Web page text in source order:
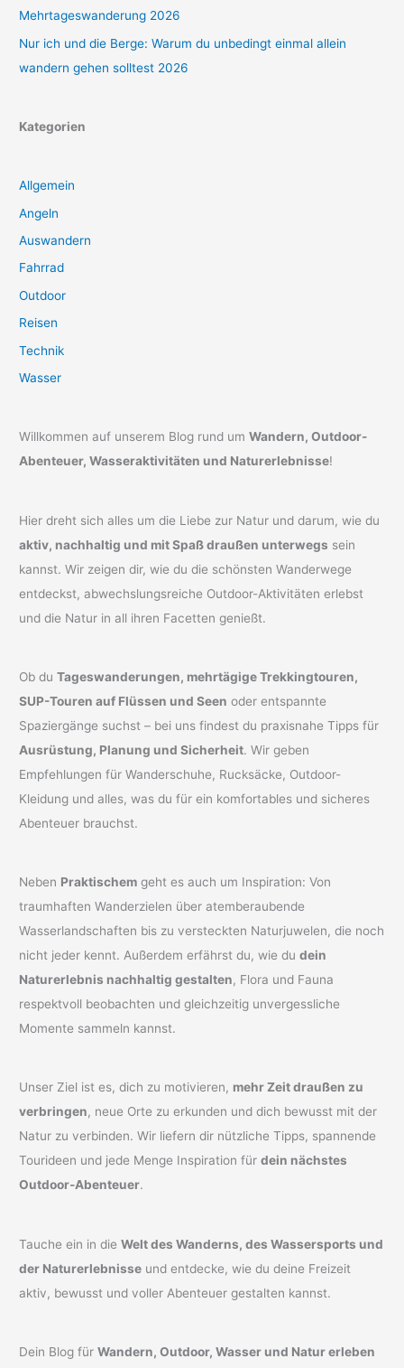
Mehrtageswanderung 2026
Nur ich und die Berge: Warum du unbedingt einmal allein
wandern gehen solltest 2026
Kategorien
Allgemein
Angeln
Auswandern
Fahrrad
Outdoor
Reisen
Technik
Wasser
Willkommen auf unserem Blog rund umWandern, Outdoor-
Abenteuer, Wasseraktivitäten und Naturerlebnisse!
Hier dreht sich alles um die Liebe zur Natur und darum, wie du
aktiv, nachhaltig und mit Spaß draußen unterwegs sein
kannst. Wir zeigen dir, wie du die schönsten Wanderwege
entdeckst, abwechslungsreiche Outdoor-Aktivitäten erlebst
und die Natur in all ihren Facetten genießt.
Ob duTageswanderungen, mehrtägige Trekkingtouren,
SUP-Touren auf Flüssen und Seen oder entspannte
Spaziergänge suchst – bei uns findest du praxisnahe Tipps für
Ausrüstung, Planung und Sicherheit. Wir geben
Empfehlungen für Wanderschuhe, Rucksäcke, Outdoor-
Kleidung und alles, was du für ein komfortables und sicheres
Abenteuer brauchst.
Neben Praktischem geht es auch um Inspiration: Von
traumhaften Wanderzielen über atemberaubende
Wasserlandschaften bis zu versteckten Naturjuwelen, die noch
nicht jeder kennt. Außerdem erfährst du, wie dudein
Naturerlebnis nachhaltig gestalten, Flora und Fauna
respektvoll beobachten und gleichzeitig unvergessliche
Momente sammeln kannst.
Unser Ziel ist es, dich zu motivieren, mehr Zeit draußen zu
verbringen, neue Orte zu erkunden und dich bewusst mit der
Natur zu verbinden. Wir liefern dir nützliche Tipps, spannende
Tourideen und jede Menge Inspiration fürdein nächstes
Outdoor-Abenteuer.
Tauche ein in dieWelt des Wanderns, des Wassersports und
der Naturerlebnisse und entdecke, wie du deine Freizeit
aktiv, bewusst und voller Abenteuer gestalten kannst.
Dein Blog fürWandern, Outdoor, Wasser und Natur erleben